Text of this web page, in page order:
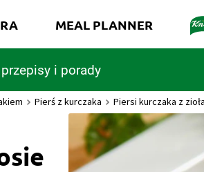
przepisy i porady
MEAL PLANNER
Pierś z kurczaka Piersi kurczaka z